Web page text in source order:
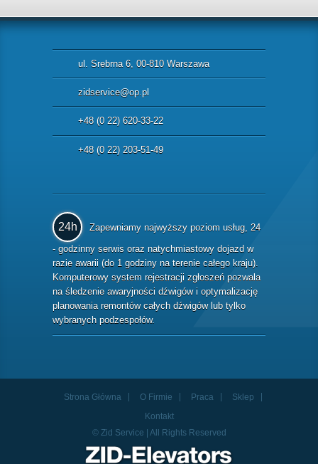
ul. Srebrna 6, 00-810 Warszawa
zidservice@op.pl
+48 (0 22) 620-33-22
+48 (0 22) 203-51-49
24h
Zapewniamy najwyższy poziom usług, 24
- godzinny serwis oraz natychmiastowy dojazd w
razie awarii (do 1 godziny na terenie całego kraju).
Komputerowy system rejestracji zgłoszeń pozwala
na śledzenie awaryjności dźwigów i optymalizację
planowania remontów całych dźwigów lub tylko
wybranych podzespołów.
Strona Główna O Firmie Praca
Sklep
Kontakt
© Zid Service | All Rights Reserved